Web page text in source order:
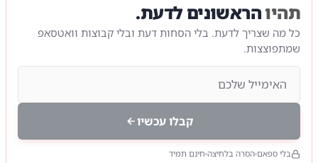
תהיוהראשונים לדעת.
כל מה שצריך לדעת. בלי הסחות דעת ובלי קבוצות וואטסאפ
שמתפוצצות.
קבלו עכשיו
בלי ספאם הסרה בלחיצה חינם תמיד